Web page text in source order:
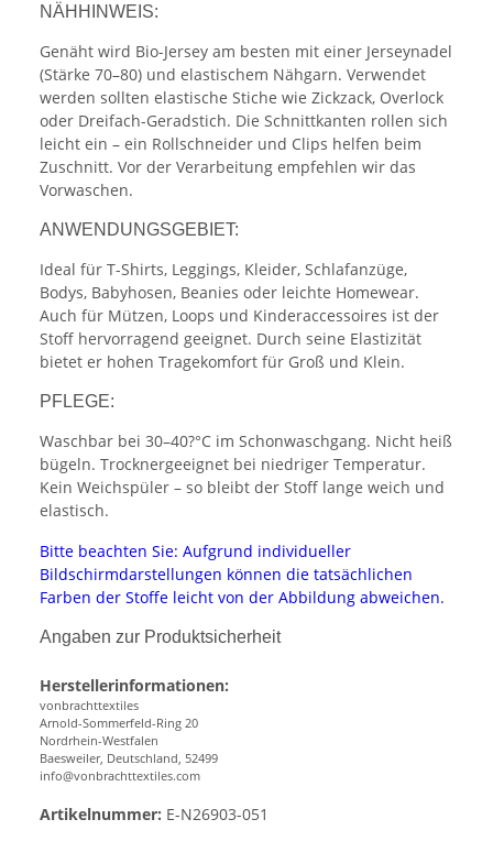
NÄHHINWEIS:
Genäht wird Bio-Jersey am besten mit einer Jerseynadel
(Stärke 70–80) und elastischem Nähgarn. Verwendet
werden sollten elastische Stiche wie Zickzack, Overlock
oder Dreifach-Geradstich. Die Schnittkanten rollen sich
leicht ein – ein Rollschneider und Clips helfen beim
Zuschnitt. Vor der Verarbeitung empfehlen wir das
Vorwaschen.
ANWENDUNGSGEBIET:
Ideal für T-Shirts, Leggings, Kleider, Schlafanzüge,
Bodys, Babyhosen, Beanies oder leichte Homewear.
Auch für Mützen, Loops und Kinderaccessoires ist der
Stoff hervorragend geeignet. Durch seine Elastizität
bietet er hohen Tragekomfort für Groß und Klein.
PFLEGE:
Waschbar bei 30–40?°C im Schonwaschgang. Nicht heiß
bügeln. Trocknergeeignet bei niedriger Temperatur.
Kein Weichspüler – so bleibt der Stoff lange weich und
elastisch.
Bitte beachten Sie: Aufgrund individueller
Bildschirmdarstellungen können die tatsächlichen
Farben der Stoffe leicht von der Abbildung abweichen.
Angaben zur Produktsicherheit
Herstellerinformationen:
vonbrachttextiles
Arnold-Sommerfeld-Ring 20
Nordrhein-Westfalen
Baesweiler, Deutschland, 52499
info@vonbrachttextiles.com
Artikelnummer: E-N26903-051